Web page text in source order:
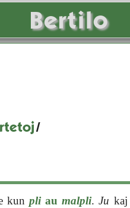
Bertilo
/
kunpliaumalpli.Ju kaj